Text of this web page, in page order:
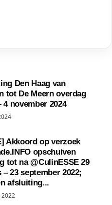
Den Haag van
tot De Meern overdag
4 november 2024
Akkoord op verzoek
opschuiven
tot na @CulinESSE 29
23 september 2022;
afsluiting...
2022